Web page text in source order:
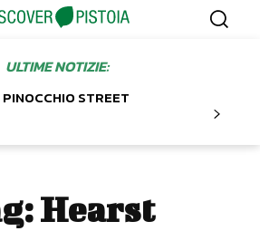
ULTIME NOTIZIE:
STREET
Hearst